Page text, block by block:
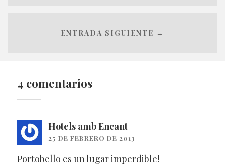
ENTRADA SIGUIENTE →
4 comentarios
Hotels amb Encant
25 DE FEBRERO DE 2013
Portobello es un lugar imperdible!